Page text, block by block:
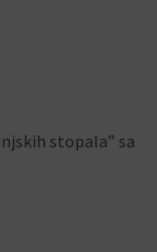
stopala” sa